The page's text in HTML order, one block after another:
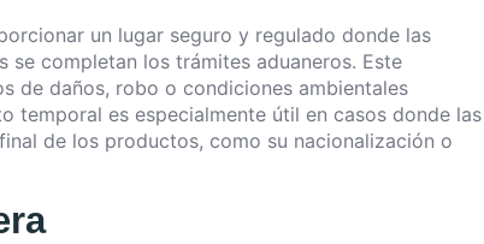
un lugar seguro y regulado donde las
se completan los trámites aduaneros. Este
de daños, robo o condiciones ambientales
temporal es especialmente útil en casos donde las
de los productos, como su nacionalización o